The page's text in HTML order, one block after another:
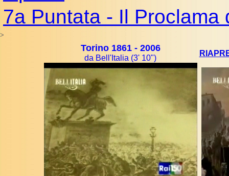
7a Puntata - Il Proclama
>
Torino 1861 - 2006
da Bell'Italia (3' 10")